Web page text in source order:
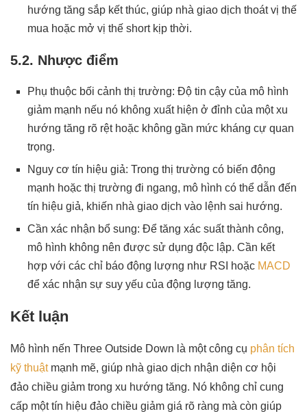
hướng tăng sắp kết thúc, giúp nhà giao dịch thoát vị thế
mua hoặc mở vị thế short kịp thời.
5.2. Nhược điểm
Phụ thuộc bối cảnh thị trường: Độ tin cậy của mô hình
giảm mạnh nếu nó không xuất hiện ở đỉnh của một xu
hướng tăng rõ rệt hoặc không gần mức kháng cự quan
trọng.
Nguy cơ tín hiệu giả: Trong thị trường có biến động
mạnh hoặc thị trường đi ngang, mô hình có thể dẫn đến
tín hiệu giả, khiến nhà giao dịch vào lệnh sai hướng.
Cần xác nhận bổ sung: Để tăng xác suất thành công,
mô hình không nên được sử dụng độc lập. Cần kết
hợp với các chỉ báo động lượng như RSI hoặc MACD
để xác nhận sự suy yếu của động lượng tăng.
Kết luận
Mô hình nến Three Outside Down là một công cụ phân tích
kỹ thuậtmạnh mẽ, giúp nhà giao dịch nhận diện cơ hội
đảo chiều giảm trong xu hướng tăng. Nó không chỉ cung
cấp một tín hiệu đảo chiều giảm giá rõ ràng mà còn giúp